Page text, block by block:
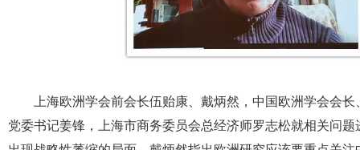
上海欧洲学会前会长伍贻康、戴炳然，中国欧洲学会会
党委书记姜锋，上海市商务委员会总经济师罗志松就相关问